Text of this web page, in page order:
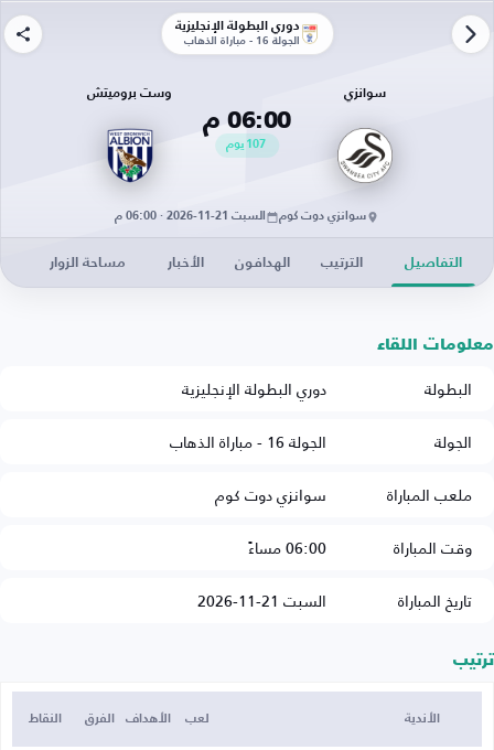
دوري البطولة الإنجليزية
الجولة 16 - مباراة الذهاب
سوانزي
06:00 م
107 يوم
وست بروميتش
سوانزي دوت كوم السبت 21-11-2026 · 06:00 م
التفاصيل الترتيب الهدافون الأخبار مساحة الزوار
معلومات اللقاء
البطولة
دوري البطولة الإنجليزية
الجولة
الجولة 16 - مباراة الذهاب
ملعب المباراة
سوانزي دوت كوم
وقت المباراة
06:00 مساءً
تاريخ المباراة
السبت 21-11-2026
ترتيب
الأندية لعب الأهداف الفرق النقاط